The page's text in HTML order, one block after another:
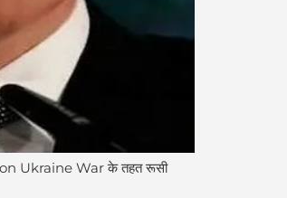
on Ukraine War के तहत रूसी